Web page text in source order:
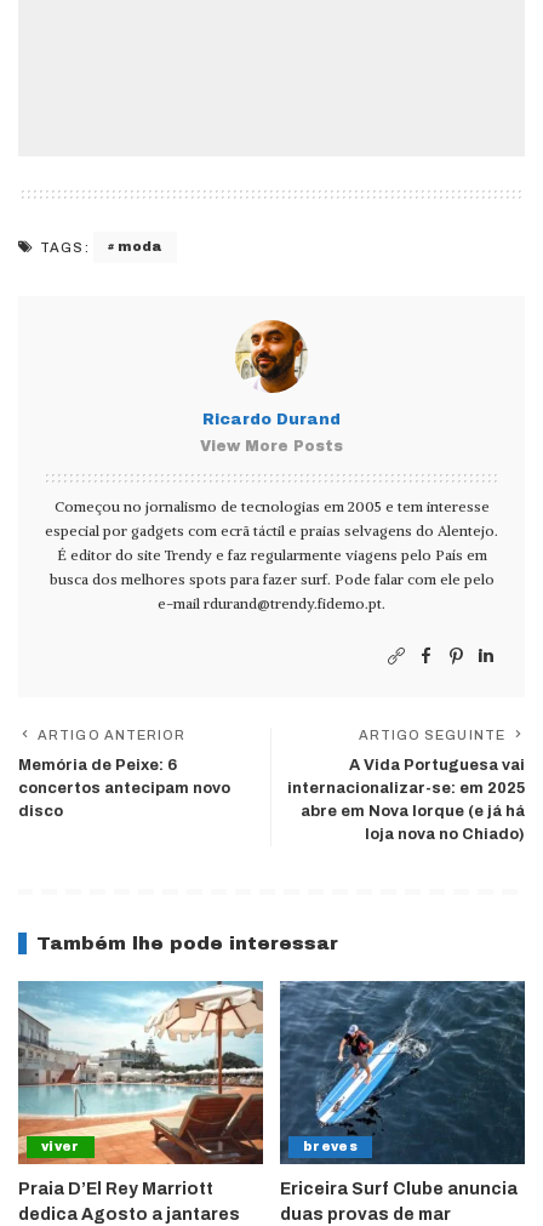
TAGS: moda
Ricardo Durand
View More Posts
Começou no jornalismo de tecnologias em 2005 e tem interesse
especial por gadgets com ecrã táctil e praias selvagens do Alentejo.
É editor do site Trendy e faz regularmente viagens pelo País em
busca dos melhores spots para fazer surf. Pode falar com ele pelo
e-mail rdurand@trendy.fidemo.pt.
ARTIGO ANTERIOR
Memória de Peixe: 6
concertos antecipam novo
disco
ARTIGO SEGUINTE
A Vida Portuguesa vai
internacionalizar-se: em 2025
abre em Nova Iorque (e já há
loja nova no Chiado)
Também lhe pode interessar
viver
Praia D’El Rey Marriott
dedica Agosto a jantares
breves
Ericeira Surf Clube anuncia
duas provas de mar